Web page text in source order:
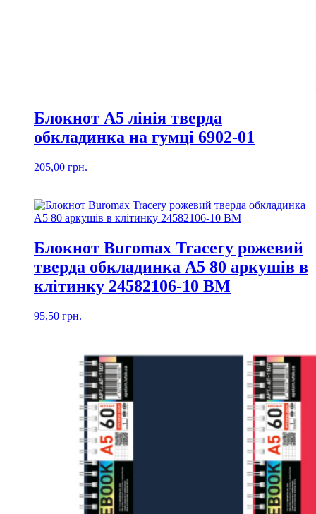
Блокнот A5 лінія тверда
обкладинка на гумці 6902-01
205,00 грн.
Блокнот Buromax Tracery рожевий
тверда обкладинка А5 80 аркушів в
клітинку 24582106-10 ВМ
95,50 грн.